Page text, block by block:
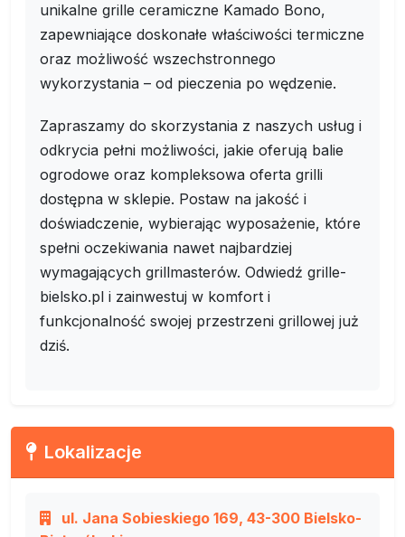
unikalne grille ceramiczne Kamado Bono,
zapewniające doskonałe właściwości termiczne
oraz możliwość wszechstronnego
wykorzystania – od pieczenia po wędzenie.
Zapraszamy do skorzystania z naszych usług i
odkrycia pełni możliwości, jakie oferują balie
ogrodowe oraz kompleksowa oferta grilli
dostępna w sklepie. Postaw na jakość i
doświadczenie, wybierając wyposażenie, które
spełni oczekiwania nawet najbardziej
wymagających grillmasterów. Odwiedź grille-
bielsko.pl i zainwestuj w komfort i
funkcjonalność swojej przestrzeni grillowej już
dziś.
Lokalizacje
ul. Jana Sobieskiego 169, 43-300 Bielsko-